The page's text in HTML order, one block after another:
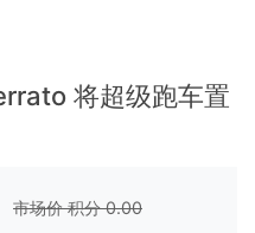
将超级跑车置
市场价 积分0.00